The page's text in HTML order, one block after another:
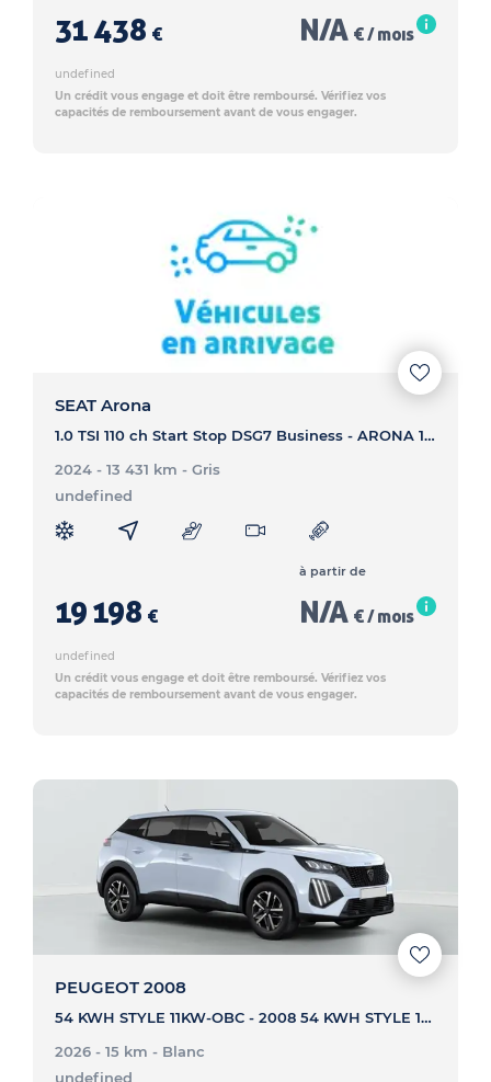
31 438 € N/A € / mois
undefined
Un crédit vous engage et doit être remboursé. Vérifiez vos
capacités de remboursement avant de vous engager.
SEAT Arona
1.0 TSI 110 ch Start Stop DSG7 Business - ARONA 1.0 TSI 110 ch Start Stop DSG7 Business
2024 - 13 431 km - Gris
undefined
19 198 €
à partir de
N/A € / mois
undefined
Un crédit vous engage et doit être remboursé. Vérifiez vos
capacités de remboursement avant de vous engager.
PEUGEOT 2008
54 KWH STYLE 11KW-OBC - 2008 54 KWH STYLE 11KW-OBC
2026 - 15 km - Blanc
undefined